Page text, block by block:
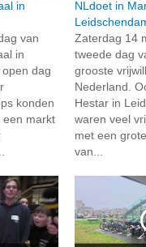
in
van
in
dag
konden
een markt
NLdoet in
Zaterdag 14
tweede dag
grooste
Nederland.
Hestar in
waren veel
met een
van...